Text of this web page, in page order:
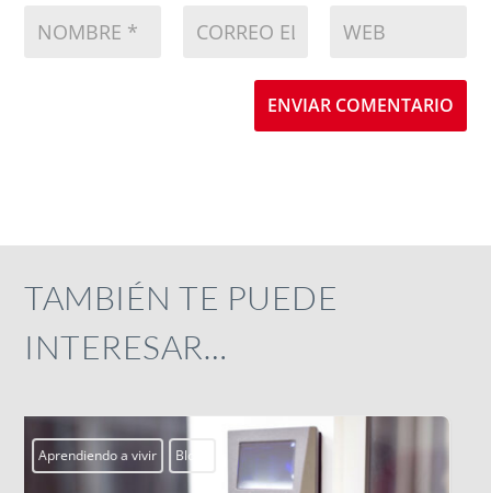
ENVIAR COMENTARIO
TAMBIÉN TE PUEDE
INTERESAR…
Actualidad Campobosco2026 Centros Juveniles